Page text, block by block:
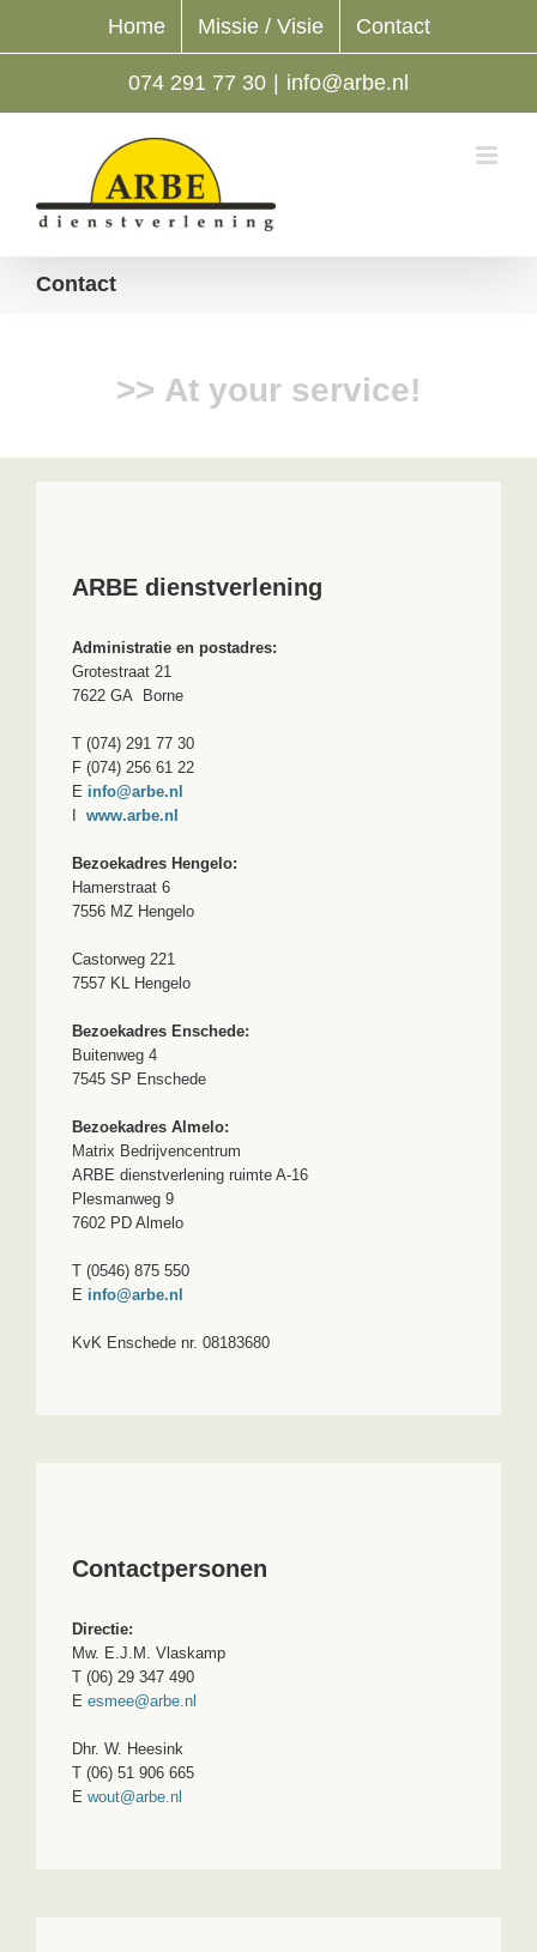
inhoud
Home Missie / Visie Contact
074 291 77 30 | info@arbe.nl
Contact
>> At your service!
ARBE dienstverlening
Administratie en postadres:
Grotestraat 21
7622 GA Borne
T (074) 291 77 30
F (074) 256 61 22
E info@arbe.nl
www.arbe.nl
Bezoekadres Hengelo:
Hamerstraat 6
7556 MZ Hengelo
Castorweg 221
7557 KL Hengelo
Bezoekadres Enschede:
Buitenweg 4
7545 SP Enschede
Bezoekadres Almelo:
Matrix Bedrijvencentrum
ARBE dienstverlening ruimte A-16
Plesmanweg 9
7602 PD Almelo
T (0546) 875 550
E info@arbe.nl
KvK Enschede nr. 08183680
Contactpersonen
Directie:
Mw. E.J.M. Vlaskamp
T (06) 29 347 490
E esmee@arbe.nl
Dhr. W. Heesink
T (06) 51 906 665
E wout@arbe.nl